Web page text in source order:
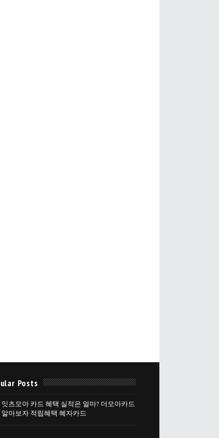
Posts
잇츠모아 카드 혜택 실적은 얼마? 더모아카드
알아보자 적립혜택 혜자카드